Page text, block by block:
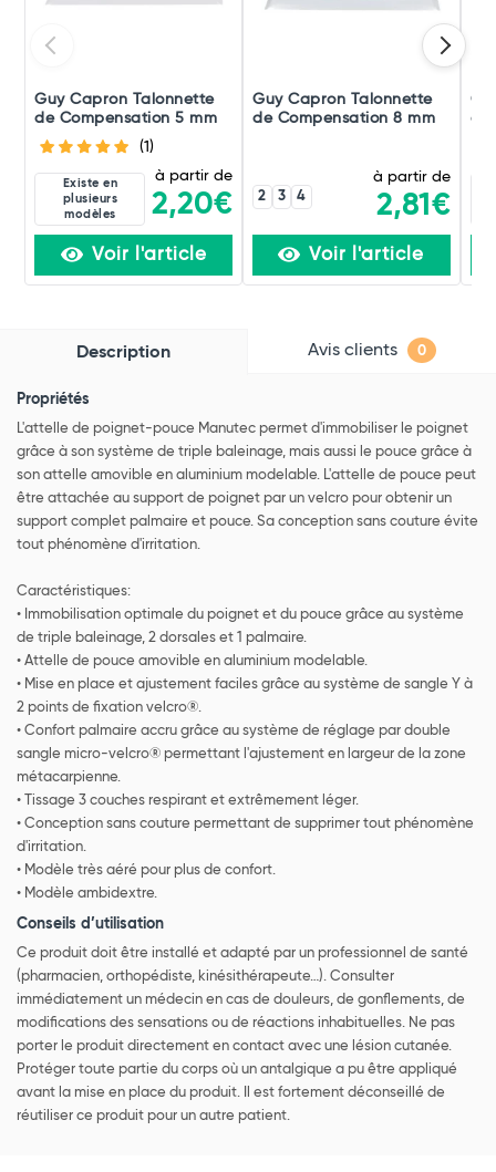
Guy Capron Talonnette
de Compensation 5 mm
(1)
Existe en
plusieurs
modèles
à partir de
2,20€
Voir l'article
Guy Capron Talonnette
de Compensation 8 mm
2 3 4
à partir de
2,81€
Voir l'article
Description Avis clients 0
Propriétés
L'attelle de poignet-pouce Manutec permet d'immobiliser le poignet
grâce à son système de triple baleinage, mais aussi le pouce grâce à
son attelle amovible en aluminium modelable. L'attelle de pouce peut
être attachée au support de poignet par un velcro pour obtenir un
support complet palmaire et pouce. Sa conception sans couture évite
tout phénomène d'irritation.
Caractéristiques:
• Immobilisation optimale du poignet et du pouce grâce au système
de triple baleinage, 2 dorsales et 1 palmaire.
• Attelle de pouce amovible en aluminium modelable.
• Mise en place et ajustement faciles grâce au système de sangle Y à
2 points de fixation velcro®.
• Confort palmaire accru grâce au système de réglage par double
sangle micro-velcro® permettant l'ajustement en largeur de la zone
métacarpienne.
• Tissage 3 couches respirant et extrêmement léger.
• Conception sans couture permettant de supprimer tout phénomène
d'irritation.
• Modèle très aéré pour plus de confort.
• Modèle ambidextre.
Conseils d’utilisation
Ce produit doit être installé et adapté par un professionnel de santé
(pharmacien, orthopédiste, kinésithérapeute…). Consulter
immédiatement un médecin en cas de douleurs, de gonflements, de
modifications des sensations ou de réactions inhabituelles. Ne pas
porter le produit directement en contact avec une lésion cutanée.
Protéger toute partie du corps où un antalgique a pu être appliqué
avant la mise en place du produit. Il est fortement déconseillé de
réutiliser ce produit pour un autre patient.